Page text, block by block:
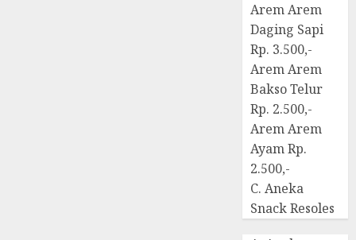
Arem Arem
Daging Sapi
Rp. 3.500,-
Arem Arem
Bakso Telur
Rp. 2.500,-
Arem Arem
Ayam Rp.
2.500,-
C. Aneka
Snack Resoles